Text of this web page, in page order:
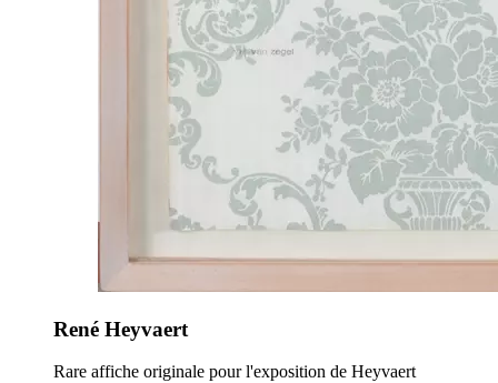
René Heyvaert
Rare affiche originale pour l'exposition de Heyvaert